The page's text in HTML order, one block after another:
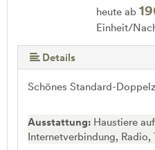
heute ab
Einheit/
Details
Schönes Standard-
Ausstattung: Haustiere
Internetverbindung, Radio,